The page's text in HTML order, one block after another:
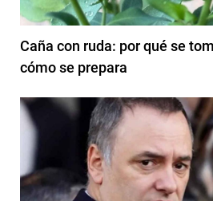
Caña con ruda: por qué se
cómo se prepara